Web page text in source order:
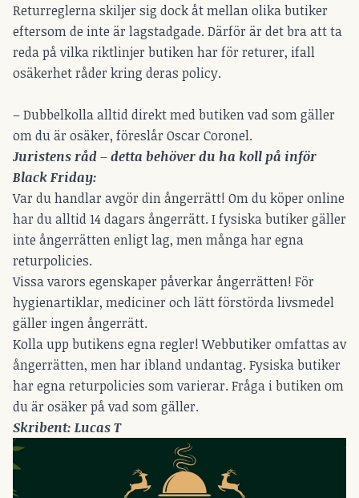
Returreglerna skiljer sig dock åt mellan olika butiker
eftersom de inte är lagstadgade. Därför är det bra att ta
reda på vilka riktlinjer butiken har för returer, ifall
osäkerhet råder kring deras policy.
– Dubbelkolla alltid direkt med butiken vad som gäller
om du är osäker, föreslår Oscar Coronel.
Juristens råd – detta behöver du ha koll på inför
Black Friday:
Var du handlar avgör din ångerrätt! Om du köper online
har du alltid 14 dagars ångerrätt. I fysiska butiker gäller
inte ångerrätten enligt lag, men många har egna
returpolicies.
Vissa varors egenskaper påverkar ångerrätten! För
hygienartiklar, mediciner och lätt förstörda livsmedel
gäller ingen ångerrätt.
Kolla upp butikens egna regler! Webbutiker omfattas av
ångerrätten, men har ibland undantag. Fysiska butiker
har egna returpolicies som varierar. Fråga i butiken om
du är osäker på vad som gäller.
Skribent: Lucas T